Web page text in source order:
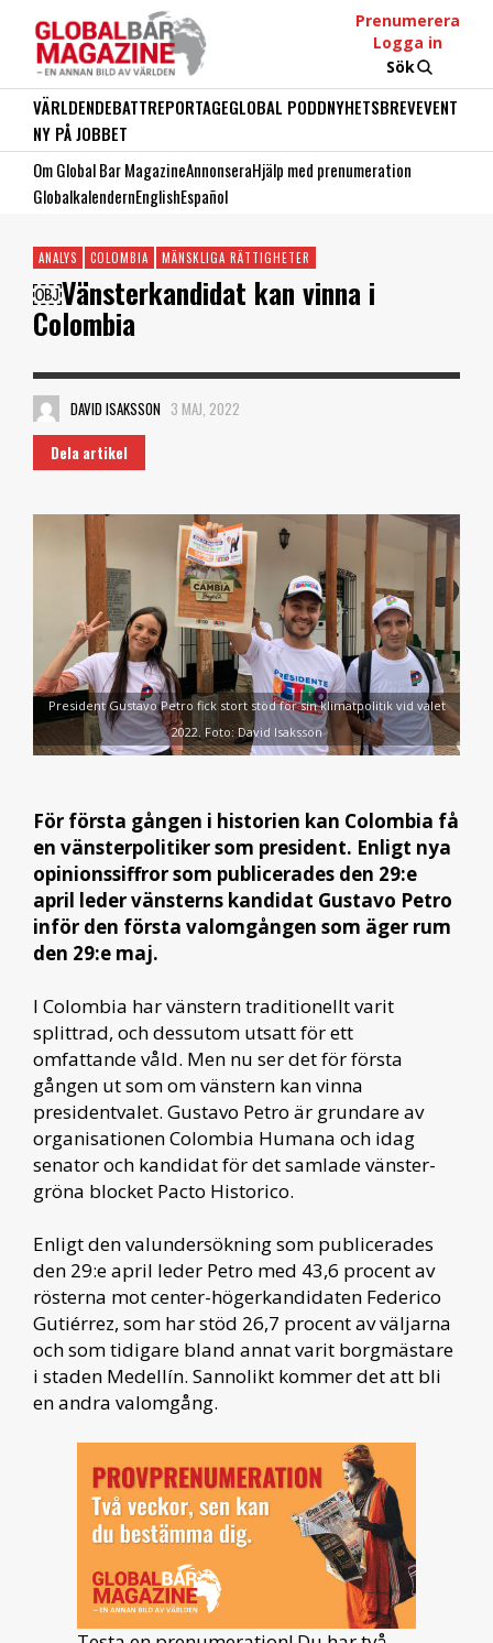
Prenumerera
Logga in
Sök
VÄRLDENDEBATTREPORTAGEGLOBAL PODDNYHETSBREVEVENT
NY PÅ JOBBET
Om Global Bar MagazineAnnonseraHjälp med prenumeration
GlobalkalendernEnglishEspañol
ANALYS COLOMBIA MÄNSKLIGA RÄTTIGHETER
￼Vänsterkandidat kan vinna i
Colombia
DAVID ISAKSSON 3 MAJ, 2022
Dela artikel
President Gustavo Petro fick stort stöd för sin klimatpolitik vid valet
2022. Foto: David Isaksson
För första gången i historien kan Colombia få
en vänsterpolitiker som president. Enligt nya
opinionssiffror som publicerades den 29:e
april leder vänsterns kandidat Gustavo Petro
inför den första valomgången som äger rum
den 29:e maj.
I Colombia har vänstern traditionellt varit
splittrad, och dessutom utsatt för ett
omfattande våld. Men nu ser det för första
gången ut som om vänstern kan vinna
presidentvalet. Gustavo Petro är grundare av
organisationen Colombia Humana och idag
senator och kandidat för det samlade vänster-
gröna blocket Pacto Historico.
Enligt den valundersökning som publicerades
den 29:e april leder Petro med 43,6 procent av
rösterna mot center-högerkandidaten Federico
Gutiérrez, som har stöd 26,7 procent av väljarna
och som tidigare bland annat varit borgmästare
i staden Medellín. Sannolikt kommer det att bli
en andra valomgång.